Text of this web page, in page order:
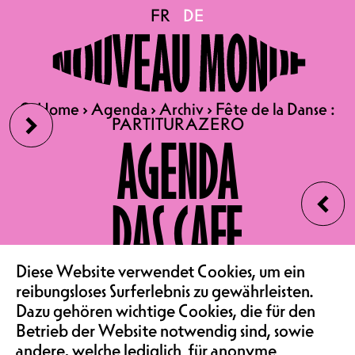
›
‹
FR DE
🔍Home ›Agenda ›Archiv › Fête de la Danse :
PARTITURAZERO
AGENDA
DAS CAFE
VEREIN & COMMUNITY
FR DE
🔍Home ›Agenda ›Archiv › Fête de la Danse :
PARTITURAZERO
Fête de la Danse :
PARTITURAZERO
04.05.2024
LA FÊTE DE LA DANSE
PARTITURAZERO | WORK IN
PROGRESS VON ELENA
BOILLAT
VERFOLGEN SIE DIE
SCHAFFENSPHASE EINER
PREISGEKÖRNTEN
KÜNSTLERIN
Diese Website verwendet Cookies, um ein
reibungsloses Surferlebnis zu gewährleisten.
Dazu gehören wichtige Cookies, die für den
Betrieb der Website notwendig sind, sowie
andere, welche lediglich für anonyme